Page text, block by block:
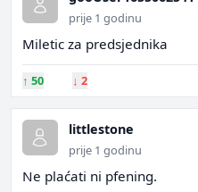
prije 1 godinu
Miletic za predsjednika
↑ 50 ↓ 2
littlestone
prije 1 godinu
Ne plaćati ni pfening.